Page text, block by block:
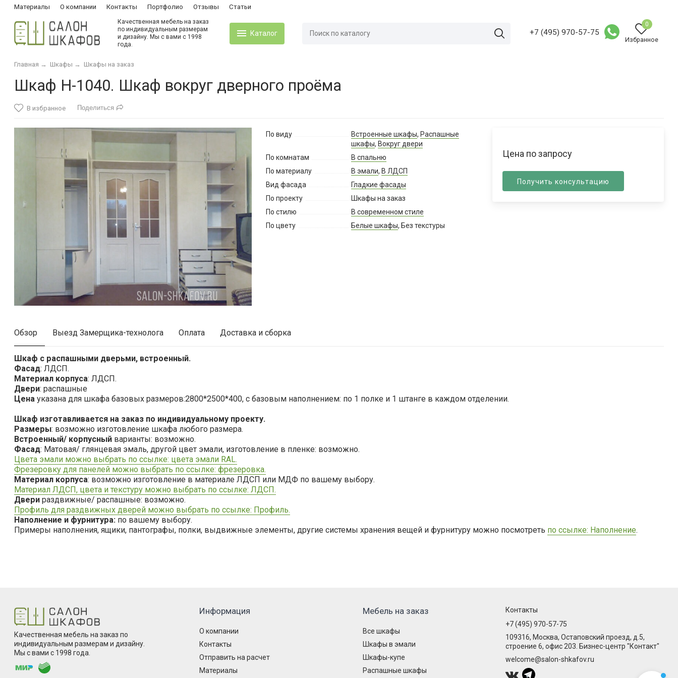
Материалы О компании Контакты Портфолио Отзывы Статьи
Качественная мебель на заказ
по индивидуальным размерам
и дизайну. Мы с вами с 1998
года.
Каталог +7 (495) 970-57-75
0
Избранное
Главная → Шкафы → Шкафы на заказ
Шкаф Н-1040. Шкаф вокруг дверного проёма
В избранное Поделиться
По виду Встроенные шкафы, Распашные
шкафы, Вокруг двери
По комнатам
В спальню
По материалу
В эмали, В ЛДСП
Вид фасада
Гладкие фасады
По проекту
Шкафы на заказ
По стилю
В современном стиле
По цвету
Белые шкафы, Без текстуры
Цена по запросу
Получить консультацию
Обзор Выезд Замерщика-технолога Оплата Доставка и сборка
Шкаф с распашными дверьми, встроенный.
Фасад: ЛДСП.
Материал корпуса: ЛДСП.
Двери: распашные
Цена указана для шкафа базовых размеров:2800*2500*400, с базовым наполнением: по 1 полке и 1 штанге в каждом отделении.
Шкаф изготавливается на заказ по индивидуальному проекту.
Размеры: возможно изготовление шкафа любого размера.
Встроенный/ корпусный варианты: возможно.
Фасад: Матовая/ глянцевая эмаль, другой цвет эмали, изготовление в пленке: возможно.
Цвета эмали можно выбрать по ссылке: цвета эмали RAL.
Фрезеровку для панелей можно выбрать по ссылке: фрезеровка.
Материал корпуса: возможно изготовление в материале ЛДСП или МДФ по вашему выбору.
Материал ЛДСП, цвета и текстуру можно выбрать по ссылке: ЛДСП.
Двери раздвижные/ распашные: возможно.
Профиль для раздвижных дверей можно выбрать по ссылке: Профиль.
Наполнение и фурнитура: по вашему выбору.
Примеры наполнения, ящики, пантографы, полки, выдвижные элементы, другие системы хранения вещей и фурнитуру можно посмотреть по ссылке: Наполнение.
Качественная мебель на заказ по
индивидуальным размерам и дизайну.
Мы с вами с 1998 года.
Информация
О компании
Контакты
Отправить на расчет
Материалы
Мебель на заказ
Все шкафы
Шкафы в эмали
Шкафы-купе
Распашные шкафы
Контакты
+7 (495) 970-57-75
109316, Москва, Остаповский проезд, д.5,
строение 6, офис 203. Бизнес-центр "Контакт"
welcome@salon-shkafov.ru